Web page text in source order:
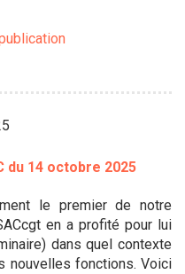
du 14 octobre 2025
le premier de notre
en a profité pour lui
dans quel contexte
nouvelles fonctions. Voici